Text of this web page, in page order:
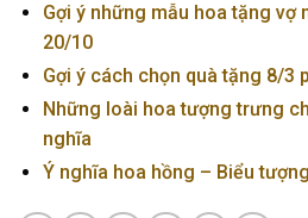
Gợi ý những mẫu hoa tặng vợ
20/10
Gợi ý cách chọn quà tặng 8/3
Những loài hoa tượng trưng
nghĩa
Ý nghĩa hoa hồng – Biểu